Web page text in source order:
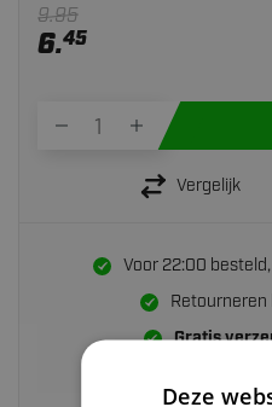
9.95
6.45
Vergelijk
Voor 22:00 besteld,
Gratis
Deze